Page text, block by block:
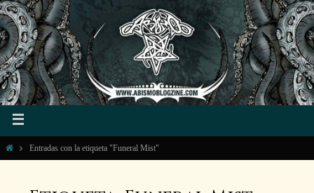
Entradas con la etiqueta "Funeral Mist"